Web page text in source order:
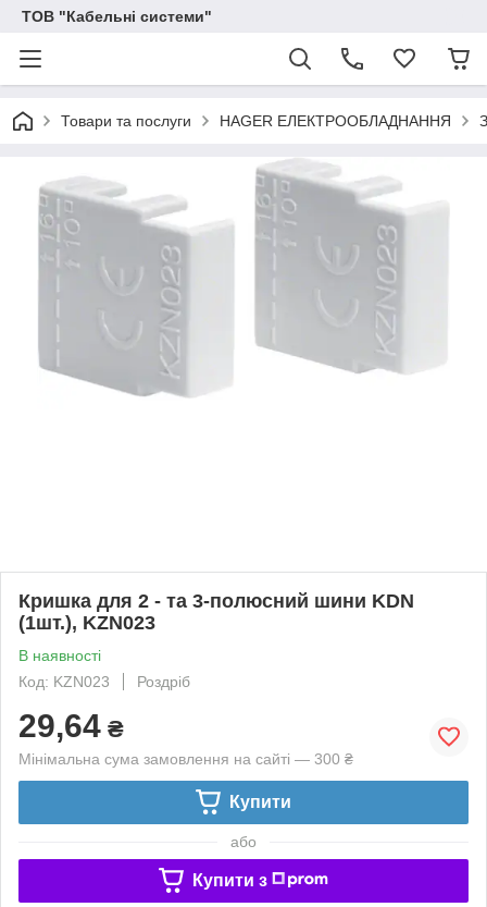
ТОВ "Кабельні системи"
Товари та послуги HAGER ЕЛЕКТРООБЛАДНАННЯ
Кришка для 2 - та 3-полюсний шини KDN
(1шт.), KZN023
В наявності
Код: KZN023
Роздріб
29,64 ₴
Мінімальна сума замовлення на сайті — 300 ₴
Купити
або
Купити з